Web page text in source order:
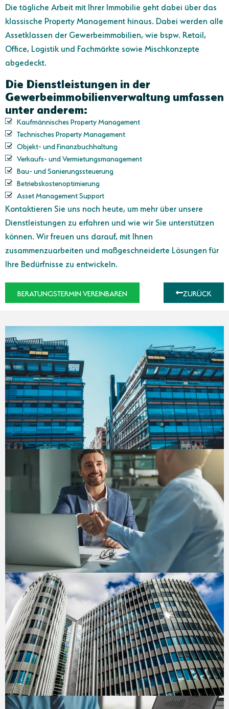
Die tägliche Arbeit mit Ihrer Immobilie geht dabei über das
klassische Property Management hinaus. Dabei werden alle
Assetklassen der Gewerbeimmobilien, wie bspw. Retail,
Office, Logistik und Fachmärkte sowie Mischkonzepte
abgedeckt.
Die Dienstleistungen in der
Gewerbeimmobilienverwaltung umfassen
unter anderem:
Kaufmännisches Property Management
Technisches Property Management
Objekt- und Finanzbuchhaltung
Verkaufs- und Vermietungsmanagement
Bau- und Sanierungssteuerung
Betriebskostenoptimierung
Asset Management Support
Kontaktieren Sie uns noch heute, um mehr über unsere
Dienstleistungen zu erfahren und wie wir Sie unterstützen
können. Wir freuen uns darauf, mit Ihnen
zusammenzuarbeiten und maßgeschneiderte Lösungen für
Ihre Bedürfnisse zu entwickeln.
BERATUNGSTERMIN VEREINBAREN ZURÜCK